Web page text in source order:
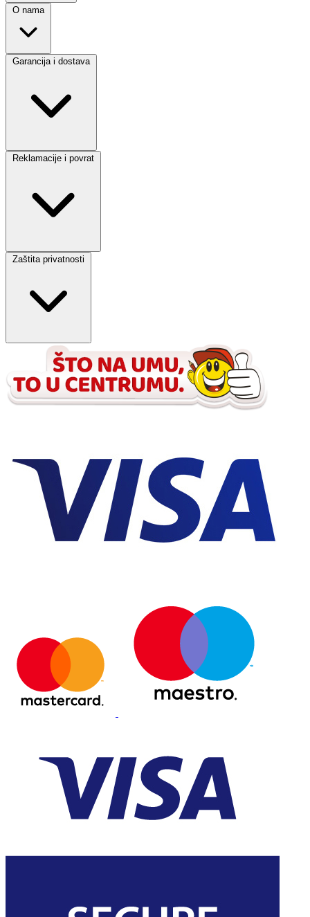
O nama
Garancija i dostava
Reklamacije i povrat
Zaštita privatnosti